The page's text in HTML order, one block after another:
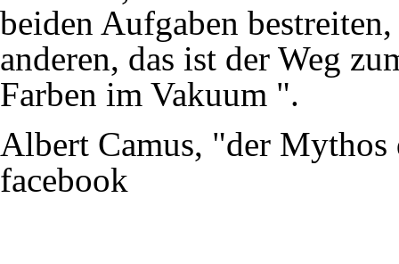
beiden Aufgaben
anderen, das ist der Weg
Farben im Vakuum ".
Albert Camus, "der Mythos
facebook